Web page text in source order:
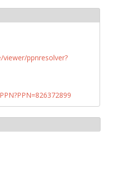
viewer/ppnresolver?